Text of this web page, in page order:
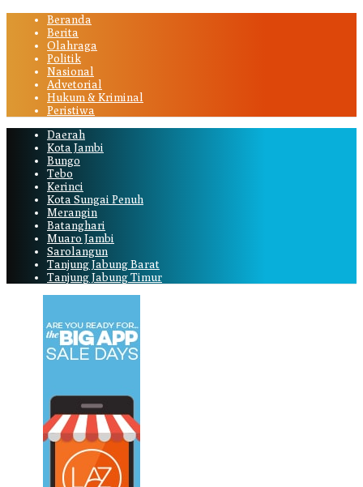
Beranda
Berita
Olahraga
Politik
Nasional
Advetorial
Hukum & Kriminal
Peristiwa
Daerah
Kota Jambi
Bungo
Tebo
Kerinci
Kota Sungai Penuh
Merangin
Batanghari
Muaro Jambi
Sarolangun
Tanjung Jabung Barat
Tanjung Jabung Timur